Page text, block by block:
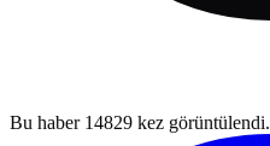
Bu haber 14829 kez görüntülendi.